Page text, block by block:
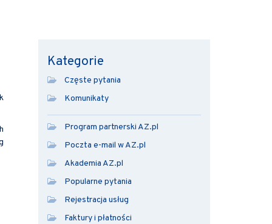
Kategorie
Częste pytania
Komunikaty
Program partnerski AZ.pl
Poczta e-mail w AZ.pl
Akademia AZ.pl
Popularne pytania
Rejestracja usług
Faktury i płatności